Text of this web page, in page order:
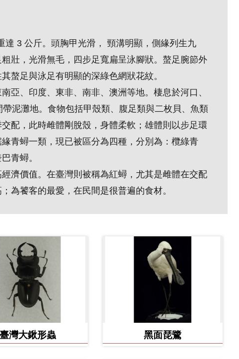
達 3 公斤。頭胸甲光滑， 頸溝明顯，側緣列生九
壯，光滑無毛，四步足寬扁呈泳腳狀。螯足腕節外
螯足與泳足有明顯的深綠色網狀花紋。
亞、印度、東非、南非、澳洲等地。棲息於河口、
泥灘地。食物包括甲殼類、腹足類與二枚貝、魚類
配，此時雌體剛脫殼，身體柔軟；雄體則以步足環
青蟳一類，現已被區分為四種，分別為：欖綠青
青蟳。
濟價值。在臺灣則被稱為紅蟳，尤其是雌體在交配
為饕客的最愛，在民間是很普遍的食材。
臺灣大鍬形蟲 黑面琵鷺